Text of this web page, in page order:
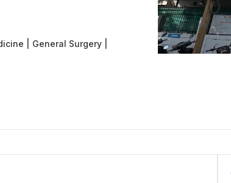
General Surgery